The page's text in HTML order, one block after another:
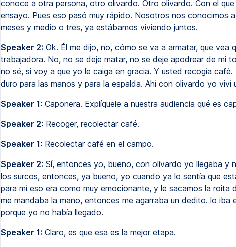
conoce a otra persona, otro olivardo. Otro olivardo. Con el
ensayo. Pues eso pasó muy rápido. Nosotros nos conocimos
meses y medio o tres, ya estábamos viviendo juntos.
Speaker 2: Ok. Él me dijo, no, cómo se va a armatar, que vea
trabajadora. No, no se deje matar, no se deje apodrear de mi
no sé, si voy a que yo le caiga en gracia. Y usted recogía café.
duro para las manos y para la espalda. Ahí con olivardo yo viví
Speaker 1: Caponera. Explíquele a nuestra audiencia qué es
Speaker 2: Recoger, recolectar café.
Speaker 1: Recolectar café en el campo.
Speaker 2: Sí, entonces yo, bueno, con olivardo yo llegaba y
los surcos, entonces, ya bueno, yo cuando ya lo sentía que
para mí eso era como muy emocionante, y le sacamos la roita
me mandaba la mano, entonces me agarraba un dedito. lo iba
porque yo no había llegado.
Speaker 1: Claro, es que esa es la mejor etapa.